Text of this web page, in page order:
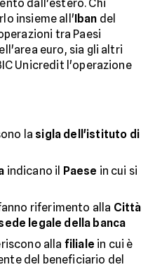
dall'estero. Chi
insieme all'Iban del
tra Paesi
euro, sia gli altri
Unicredit l'operazione
la sigla dell'istituto di
indicano il Paese in cui si
riferimento alla Città
legale della banca
alla filiale in cui è
del beneficiario del